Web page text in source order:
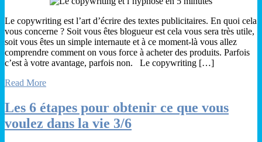
Le copywriting est l’art d’écrire des textes publicitaires. En quoi cela
vous concerne ? Soit vous êtes blogueur est cela vous sera très utile,
soit vous êtes un simple internaute et à ce moment-là vous allez
comprendre comment on vous force à acheter des produits. Parfois
c’est à votre avantage, parfois non. Le copywriting […]
Read More
Les 6 étapes pour obtenir ce que vous
voulez dans la vie 3/6